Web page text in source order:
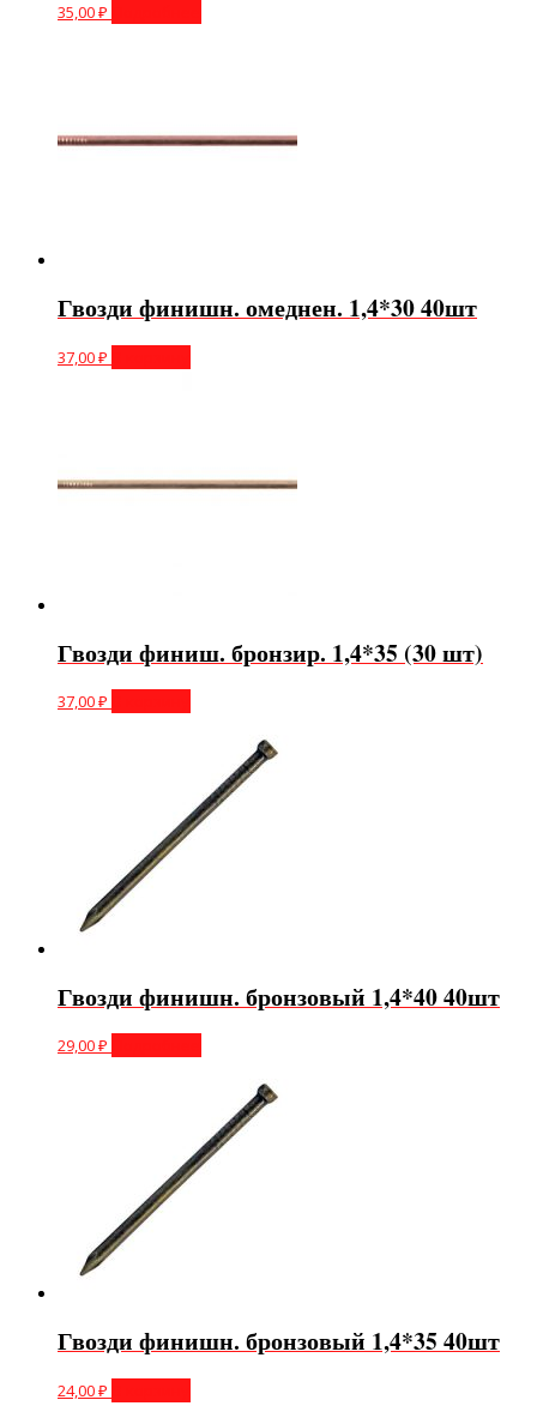
35,00₽
Гвозди финишн. омеднен. 1,4*30 40шт
37,00₽
Гвозди финиш. бронзир. 1,4*35 (30 шт)
37,00₽
Гвозди финишн. бронзовый 1,4*40 40шт
29,00₽
Гвозди финишн. бронзовый 1,4*35 40шт
24,00₽